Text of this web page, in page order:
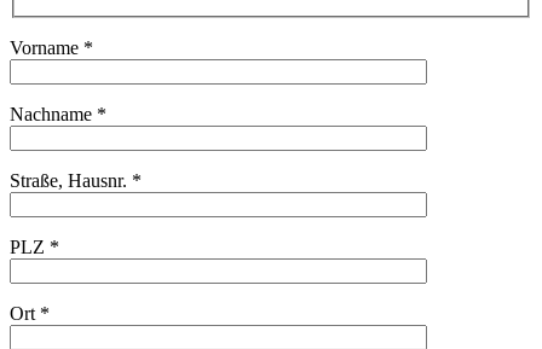
Vorname *
Nachname *
Straße, Hausnr. *
PLZ *
Ort *